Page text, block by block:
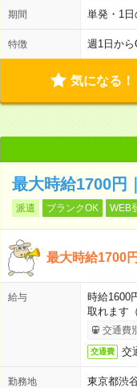
期間 単発・1日
特徴 週1日か
気になる！
最大時給1700円
派遣 ブランクOK WEB
最大時給1700
給与
時給1600
取れます
交通費
交通費 交
勤務地
東京都渋